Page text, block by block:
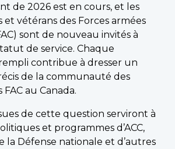
de 2026 est en cours, et les
et vétérans des Forces armées
sont de nouveau invités à
de service. Chaque
contribue à dresser un
de la communauté des
au Canada.
de cette question serviront à
et programmes d’ACC,
la Défense nationale et d’autres